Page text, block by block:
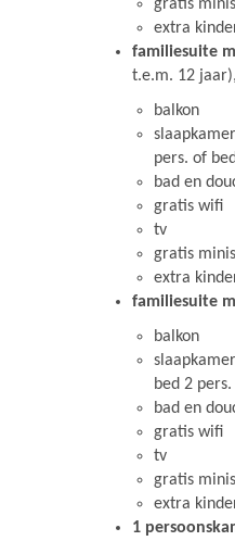
gratis
extra
familiesuite
t.e.m. 12
balkon
pers. of
bad en
gratis wifi
tv
gratis
extra
familiesuite
balkon
bed 2 pers.
bad en
gratis wifi
tv
gratis
extra
1